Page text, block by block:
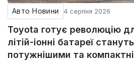
Авто Новини 4 серпня 2026
Toyota готує революцію
літій-іонні батареї
потужнішими та